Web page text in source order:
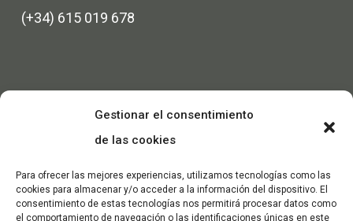
Gestionar el consentimiento
de las cookies
Para ofrecer las mejores experiencias, utilizamos tecnologías como las
cookies para almacenar y/o acceder a la información del dispositivo. El
consentimiento de estas tecnologías nos permitirá procesar datos como
el comportamiento de navegación o las identificaciones únicas en este
(+34) 615 019 678